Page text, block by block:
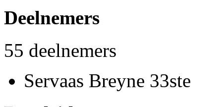
Deelnemers
55 deelnemers
Servaas Breyne 33ste